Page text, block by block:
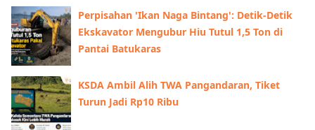
Perpisahan 'Ikan Naga Bintang': Detik-Detik
Ekskavator Mengubur Hiu Tutul 1,5 Ton di
Pantai Batukaras
KSDA Ambil Alih TWA Pangandaran, Tiket
Turun Jadi Rp10 Ribu